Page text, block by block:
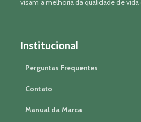
visam a melhoria da qualidade de
Institucional
Perguntas Frequentes
Contato
Manual da Marca